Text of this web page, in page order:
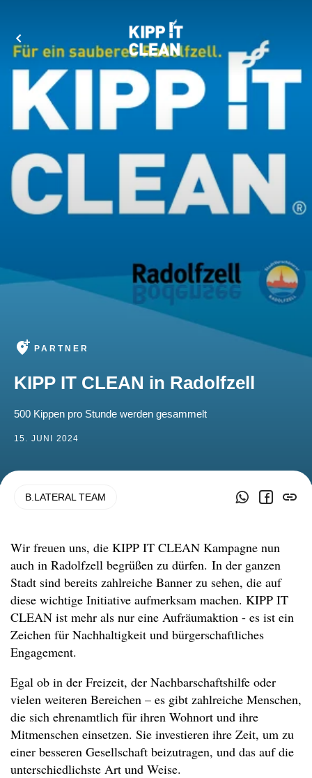
add_location_alt PARTNER
KIPP IT CLEAN in Radolfzell
500 Kippen pro Stunde werden gesammelt
15. JUNI 2024
B.LATERAL TEAM
Wir freuen uns, die KIPP IT CLEAN Kampagne nun
auch in Radolfzell begrüßen zu dürfen. In der ganzen
Stadt sind bereits zahlreiche Banner zu sehen, die auf
diese wichtige Initiative aufmerksam machen. KIPP IT
CLEAN ist mehr als nur eine Aufräumaktion - es ist ein
Zeichen für Nachhaltigkeit und bürgerschaftliches
Engagement.
Egal ob in der Freizeit, der Nachbarschaftshilfe oder
vielen weiteren Bereichen – es gibt zahlreiche Menschen,
die sich ehrenamtlich für ihren Wohnort und ihre
Mitmenschen einsetzen. Sie investieren ihre Zeit, um zu
einer besseren Gesellschaft beizutragen, und das auf die
unterschiedlichste Art und Weise.